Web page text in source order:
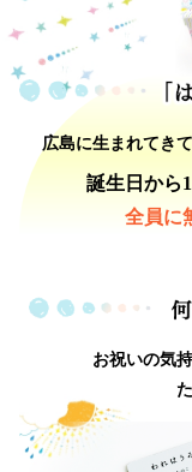
広島に生まれてき
誕生日から
全員に
お祝いの気